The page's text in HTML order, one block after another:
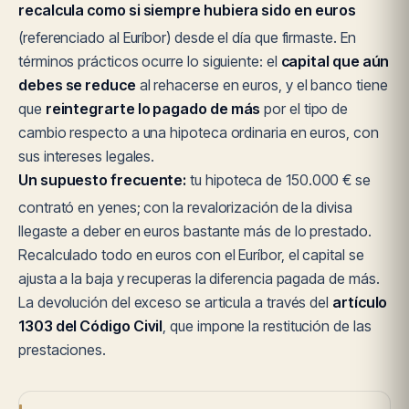
recalcula como si siempre hubiera sido en euros
(referenciado al Euríbor) desde el día que firmaste. En
términos prácticos ocurre lo siguiente: el capital que aún
debes se reduce al rehacerse en euros, y el banco tiene
que reintegrarte lo pagado de más por el tipo de
cambio respecto a una hipoteca ordinaria en euros, con
sus intereses legales.
Un supuesto frecuente: tu hipoteca de 150.000 € se
contrató en yenes; con la revalorización de la divisa
llegaste a deber en euros bastante más de lo prestado.
Recalculado todo en euros con el Euríbor, el capital se
ajusta a la baja y recuperas la diferencia pagada de más.
La devolución del exceso se articula a través del artículo
1303 del Código Civil, que impone la restitución de las
prestaciones.